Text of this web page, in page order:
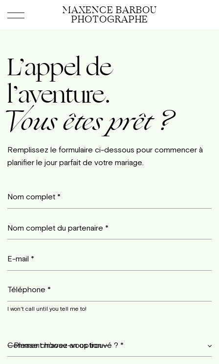
MAXENCE BARBOU
PHOTOGRAPHE
L’appel de
l’aventure.
Vous êtes prêt ?
Remplissez le formulaire ci-dessous pour commencer à
planifier le jour parfait de votre mariage.
Nom complet *
Nom complet du partenaire *
E-mail *
Téléphone *
I won't call until you tell me to!
Comment m'avez-vous trouvé ? *
—Please choose an option—